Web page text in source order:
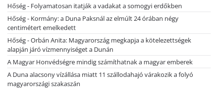
Hőség - Folyamatosan itatják a vadakat a somogyi erdőkben
Hőség - Kormány: a Duna Paksnál az elmúlt 24 órában négy
centimétert emelkedett
Hőség - Orbán Anita: Magyarország megkapja a kötelezettségek
alapján járó vízmennyiséget a Dunán
A Magyar Honvédségre mindig számíthatnak a magyar emberek
A Duna alacsony vízállása miatt 11 szállodahajó várakozik a folyó
magyarországi szakaszán